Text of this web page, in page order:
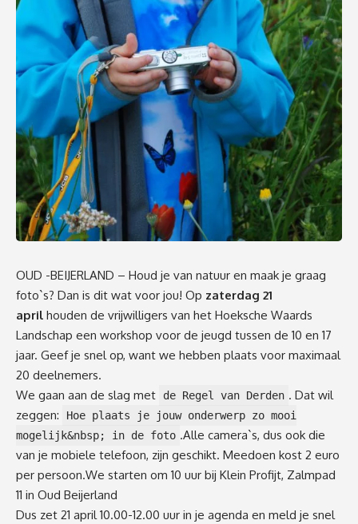
OUD -BEIJERLAND – Houd je van natuur en maak je graag
foto`s? Dan is dit wat voor jou! Op zaterdag 21
april houden de vrijwilligers van het Hoeksche Waards
Landschap een workshop voor de jeugd tussen de 10 en 17
jaar. Geef je snel op, want we hebben plaats voor maximaal
20 deelnemers.
We gaan aan de slag met
de Regel van Derden . Dat wil
zeggen:
Hoe plaats je jouw onderwerp zo mooi
mogelijk&nbsp; in de foto .Alle camera`s, dus ook die
van je mobiele telefoon, zijn geschikt. Meedoen kost 2 euro
per persoon.We starten om 10 uur bij Klein Profijt, Zalmpad
11 in Oud Beijerland
Dus zet 21 april 10.00-12.00 uur in je agenda en meld je snel